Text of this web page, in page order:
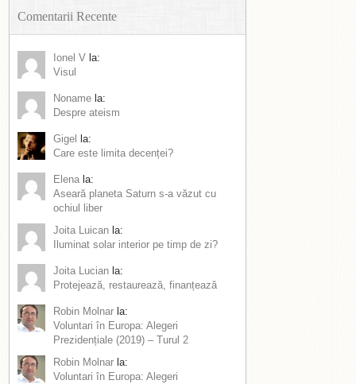
Comentarii Recente
Ionel V la:
Visul
Noname la:
Despre ateism
Gigel
la:
Care este limita decenței?
Elena la:
Aseară planeta Saturn s-a văzut cu
ochiul liber
Joita Luican la:
Iluminat solar interior pe timp de zi?
Joita Lucian la:
Protejează, restaurează, finanțează
Robin Molnar la:
Voluntari în Europa: Alegeri
Prezidențiale (2019) – Turul 2
Robin Molnar la:
Voluntari în Europa: Alegeri